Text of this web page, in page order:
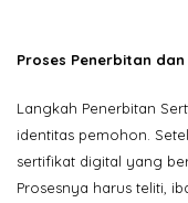
Proses Penerbitan
Langkah Penerbitan
identitas pemohon.
sertifikat digital yang
Prosesnya harus teliti,